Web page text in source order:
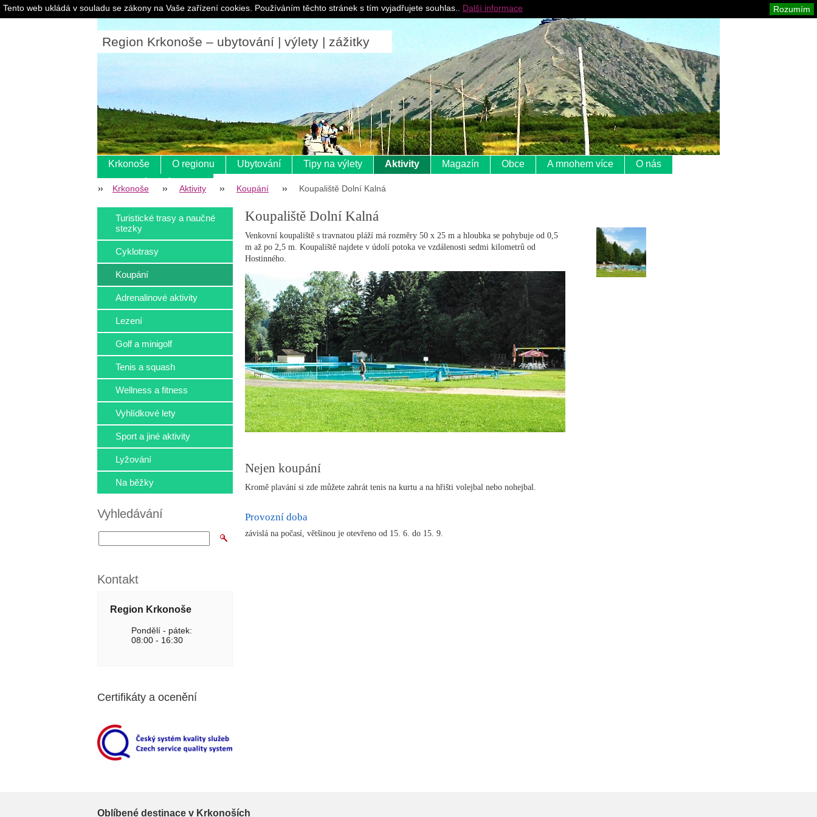
Region Krkonoše – ubytování | výlety | zážitky
Pro ubytovatele
Krkonoše O regionu Ubytování Tipy na výlety Aktivity Magazín Obce A mnohem více
O nás
Krkonoše Aktivity Koupání Koupaliště Dolní Kalná
Koupaliště Dolní Kalná
Venkovní koupaliště s travnatou pláží má rozměry 50 x 25 m a hloubka se pohybuje od 0,5
m až po 2,5 m. Koupaliště najdete v údolí potoka ve vzdálenosti sedmi kilometrů od
Hostinného.
Nejen koupání
Kromě plavání si zde můžete zahrát tenis na kurtu a na hřišti volejbal nebo nohejbal.
Provozní doba
závislá na počasí, většinou je otevřeno od 15. 6. do 15. 9.
Turistické trasy a naučné
stezky
Cyklotrasy
Koupání
Adrenalinové aktivity
Lezení
Golf a minigolf
Tenis a squash
Wellness a fitness
Vyhlídkové lety
Sport a jiné aktivity
Lyžování
Na běžky
Vyhledávání
Kontakt
Region Krkonoše
Pondělí - pátek:
08:00 - 16:30
Certifikáty a ocenění
Oblíbené destinace v Krkonoších
Tento web ukládá v souladu se zákony na Vaše zařízení cookies. Používáním těchto stránek s tím vyjadřujete souhlas.. Rozumím
Další informace